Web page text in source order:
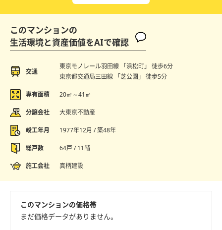
このマンションの
生活環境と資産価値をAIで確認
交通
東京モノレール羽田線 「浜松町」 徒歩6分
東京都交通局三田線 「芝公園」 徒歩5分
専有面積 20㎡～41㎡
分譲会社 大東京不動産
竣工年月 1977年12月 / 築48年
総戸数 64戸 / 11階
施工会社 真柄建設
このマンションの価格帯
まだ価格データがありません。